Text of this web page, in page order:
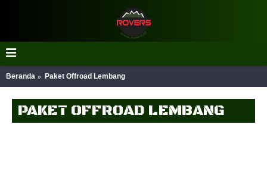
Beranda Paket Offroad Lembang
PAKET OFFROAD LEMBANG